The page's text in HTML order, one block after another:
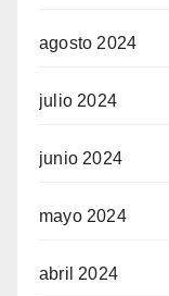
agosto 2024
julio 2024
junio 2024
mayo 2024
abril 2024